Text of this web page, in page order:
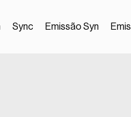
Sync Emissão Syn